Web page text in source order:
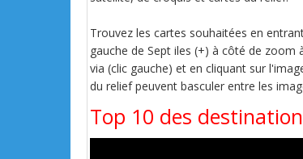
Trouvez les cartes souhaitées en
gauche de Sept iles (+) à côté de
via (clic gauche) et en cliquant sur
du relief peuvent basculer entre les
Top 10 des